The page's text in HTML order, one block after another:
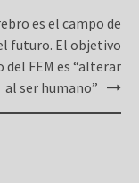
es el campo de
futuro. El objetivo
del FEM es “alterar
al ser humano”